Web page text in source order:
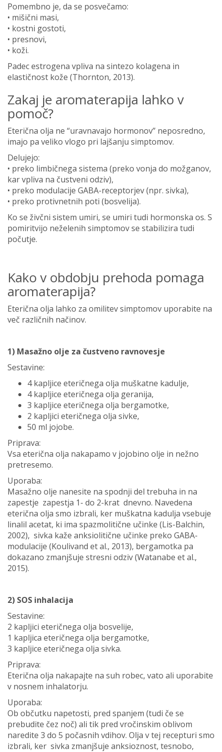
Pomembno je, da se posvečamo:
• mišični masi,
• kostni gostoti,
• presnovi,
• koži.
Padec estrogena vpliva na sintezo kolagena in
elastičnost kože (Thornton, 2013).
Zakaj je aromaterapija lahko v
pomoč?
Eterična olja ne “uravnavajo hormonov” neposredno,
imajo pa veliko vlogo pri lajšanju simptomov.
Delujejo:
• preko limbičnega sistema (preko vonja do možganov,
kar vpliva na čustveni odziv),
• preko modulacije GABA-receptorjev (npr. sivka),
• preko protivnetnih poti (bosvelija).
Ko se živčni sistem umiri, se umiri tudi hormonska os. S
pomiritvijo neželenih simptomov se stabilizira tudi
počutje.
Kako v obdobju prehoda pomaga
aromaterapija?
Eterična olja lahko za omilitev simptomov uporabite na
več različnih načinov.
1) Masažno olje za čustveno ravnovesje
Sestavine:
4 kapljice eteričnega olja muškatne kadulje,
4 kapljice eteričnega olja geranija,
3 kapljice eteričnega olja bergamotke,
2 kapljici eteričnega olja sivke,
50 ml jojobe.
Priprava:
Vsa eterična olja nakapamo v jojobino olje in nežno
pretresemo.
Uporaba:
Masažno olje nanesite na spodnji del trebuha in na
zapestje zapestja 1- do 2-krat dnevno. Navedena
eterična olja smo izbrali, ker muškatna kadulja vsebuje
linalil acetat, ki ima spazmolitične učinke (Lis-Balchin,
2002), sivka kaže anksiolitične učinke preko GABA-
modulacije (Koulivand et al., 2013), bergamotka pa
dokazano zmanjšuje stresni odziv (Watanabe et al.,
2015).
2) SOS inhalacija
Sestavine:
2 kapljici eteričnega olja bosvelije,
1 kapljica eteričnega olja bergamotke,
3 kapljice eteričnega olja sivka.
Priprava:
Eterična olja nakapajte na suh robec, vato ali uporabite
v nosnem inhalatorju.
Uporaba:
Ob občutku napetosti, pred spanjem (tudi če se
prebudite čez noč) ali tik pred vročinskim oblivom
naredite 3 do 5 počasnih vdihov. Olja v tej recepturi smo
izbrali, ker sivka zmanjšuje anksioznost, tesnobo,